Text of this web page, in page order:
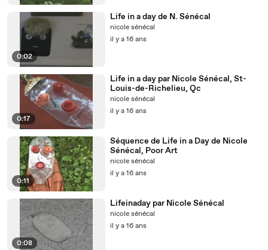
0:02
Life in a day de N. Sénécal
nicole sénécal
il y a 16 ans
0:17
Life in a day par Nicole Sénécal, St-
Louis-de-Richelieu, Qc
nicole sénécal
il y a 16 ans
0:11
Séquence de Life in a Day de Nicole
Sénécal, Poor Art
nicole sénécal
il y a 16 ans
0:08
Lifeinaday par Nicole Sénécal
nicole sénécal
il y a 16 ans